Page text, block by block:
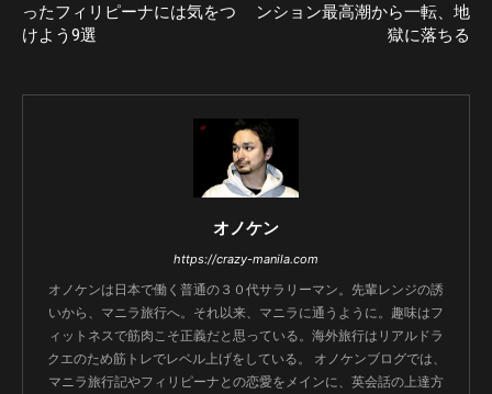
ったフィリピーナには気をつ
けよう9選
ンション最高潮から一転、地
獄に落ちる
オノケン
https://crazy-manila.com
オノケンは日本で働く普通の３０代サラリーマン。先輩レンジの誘
いから、マニラ旅行へ。それ以来、マニラに通うように。趣味はフ
ィットネスで筋肉こそ正義だと思っている。海外旅行はリアルドラ
クエのため筋トレでレベル上げをしている。 オノケンブログでは、
マニラ旅行記やフィリピーナとの恋愛をメインに、英会話の上達方